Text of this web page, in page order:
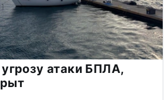
атаки БПЛА,